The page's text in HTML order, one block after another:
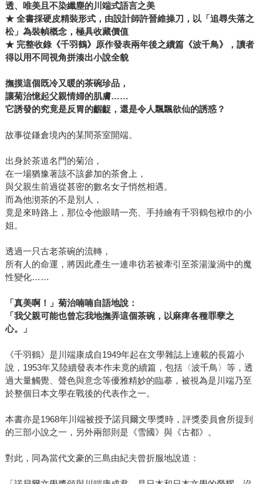
透、唯美且不染纖塵的川端式語言之美
★ 全書採硬皮精裝形式，由設計師許晉維操刀，以「追尋失落之
松」為裝幀概念，極具收藏價值
★ 完整收錄《千羽鶴》原作發表兩年後之續篇《波千鳥》，讀者
得以用不同視角拼湊出小說全貌
撫摸這個既冷又暖的茶碗珍品，
讓菊治憶起父親情婦的肌膚……
它誘發的究竟是反胃的齷齪，還是令人飄飄欲仙的誘惑？
故事從鎌倉境內的某間茶室開端。
出身於茶道名門的菊治，
在一場猶豫著該不該參加的茶會上，
與父親生前過從甚密的數名女子悄然相遇。
而為他沏茶的不是別人，
竟是來時路上，那位令他眼睛一亮、手持繪有千羽鶴包袱巾的小
姐。
透過一只古老茶碗的流轉，
所有人的命運，將因此產生一連串彷若被牽引至茶湯漩渦中的魔
性變化……
「真美啊！」菊治喃喃自語地說：
「我父親可能也曾忘我地撫弄這個茶碗，以麻痺各種罪孽之
心。」
《千羽鶴》是川端康成自1949年起在文學雜誌上連載的長篇小
說，1953年又陸續發表本作未竟的續篇，包括〈波千鳥〉等，透
過大量觸覺、聲色與意念等優雅精妙的臨摹，被視為是川端乃至
於整個日本文學在戰後的代表作之一。
本書亦是1968年川端被授予諾貝爾文學獎時，評獎委員會所提到
的三部小說之一，另外兩部則是《雪國》與《古都》。
對此，同為當代文豪的三島由紀夫曾折服地說道：